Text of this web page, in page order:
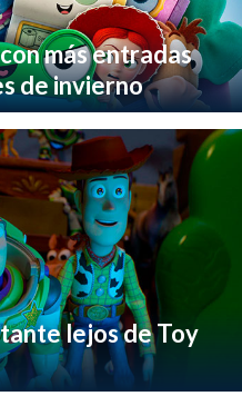
más entradas
de invierno
lejos de Toy